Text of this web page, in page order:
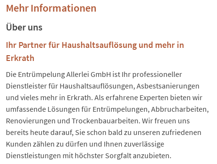
Mehr Informationen
Über uns
Ihr Partner für Haushaltsauflösung und mehr in
Erkrath
Die Entrümpelung Allerlei GmbH ist Ihr professioneller
Dienstleister für Haushaltsauflösungen, Asbestsanierungen
und vieles mehr in Erkrath. Als erfahrene Experten bieten wir
umfassende Lösungen für Entrümpelungen, Abbrucharbeiten,
Renovierungen und Trockenbauarbeiten. Wir freuen uns
bereits heute darauf, Sie schon bald zu unseren zufriedenen
Kunden zählen zu dürfen und Ihnen zuverlässige
Dienstleistungen mit höchster Sorgfalt anzubieten.